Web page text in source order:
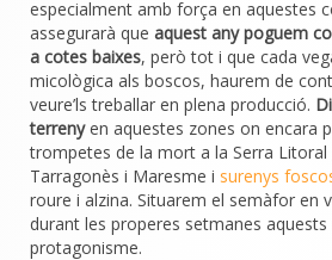
especialment amb força en aquestes
assegurarà que aquest any poguem
a cotes baixes, però tot i que cada
micològica als boscos, haurem de
veure’ls treballar en plena producció.
terrenyen aquestes zones on encara
trompetes de la mort a la Serra Litoral
Tarragonès i Maresme i surenys
roure i alzina. Situarem el semàfor en
durant les properes setmanes aquests
protagonisme.